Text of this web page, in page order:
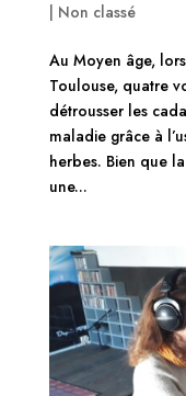
Non classé
Au Moyen âge,
Toulouse, quatre
détrousser les
maladie grâce à
herbes. Bien que
une...